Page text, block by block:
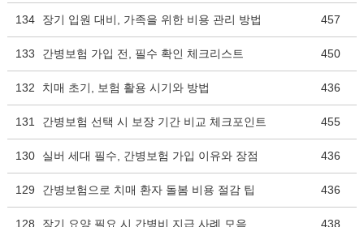
134 장기 입원 대비, 가족을 위한 비용 관리 방법 457
133 간병보험 가입 전, 필수 확인 체크리스트 450
132 치매 초기, 보험 활용 시기와 방법 436
131 간병보험 선택 시 보장 기간 비교 체크포인트 455
130 실버 세대 필수, 간병보험 가입 이유와 장점 436
129 간병보험으로 치매 환자 돌봄 비용 절감 팁 436
128 장기 요양 필요 시 간병비 지급 사례 모음 438